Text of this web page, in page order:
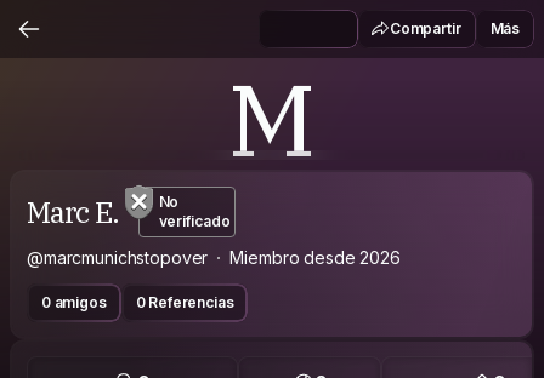
Compartir Más
M
Marc E.
No
verificado
@marcmunichstopover Miembro desde 2026
0 amigos 0 Referencias